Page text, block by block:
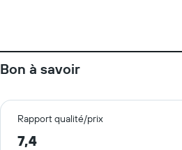
Bon à savoir
Rapport qualité/prix
7,4